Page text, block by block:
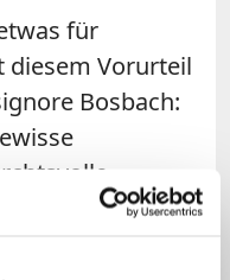
für
diesem Vorurteil
Bosbach:
sagt er. "Sonst